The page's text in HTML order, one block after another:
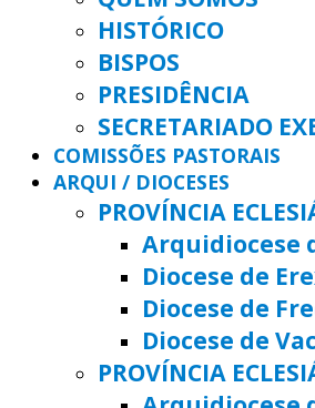
HISTÓRICO
BISPOS
PRESIDÊNCIA
SECRETARIADO
COMISSÕES PASTORAIS
ARQUI / DIOCESES
PROVÍNCIA
Arquidiocese
Diocese de
Diocese de
Diocese de
PROVÍNCIA